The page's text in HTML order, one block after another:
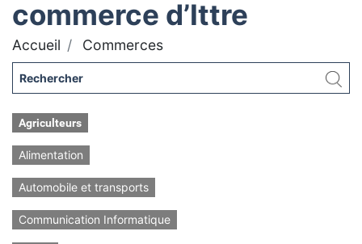
commerce d’Ittre
Accueil Commerces
Agriculteurs
Alimentation
Automobile et transports
Communication Informatique